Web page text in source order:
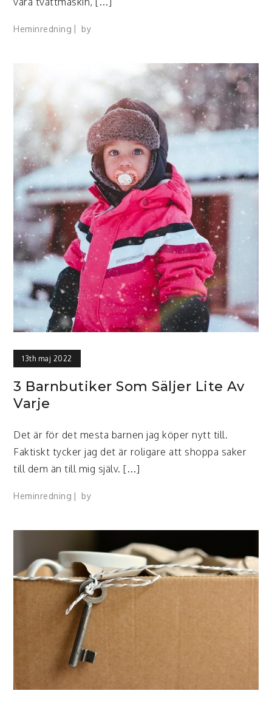
Heminredning by
13th maj 2022
3 Barnbutiker Som Säljer Lite Av
Varje
Det är för det mesta barnen jag köper nytt till.
Faktiskt tycker jag det är roligare att shoppa saker
till dem än till mig själv. […]
Heminredning by